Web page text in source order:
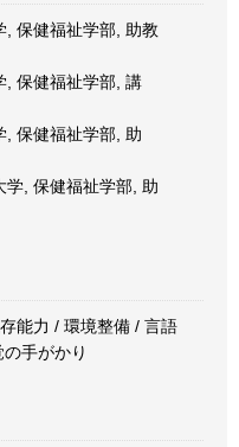
, 保健福祉学部, 助教
, 保健福祉学部, 講
, 保健福祉学部, 助
学, 保健福祉学部, 助
能力 / 環境整備 / 言語
手がかり